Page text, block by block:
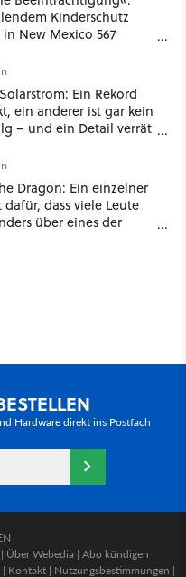
Kinderschutz
New Mexico 567
Ein Rekord
ein anderer ist gar kein
– und ein Detail verrät
Dragon: Ein einzelner
dafür, dass viele Leute
über eines der
Hardware direkt ins Postfach
| Über Webedia | Abo kündigen |
| Kontakt | Nutzungsbestimmungen |